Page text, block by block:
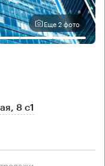
Еще 2 фото
8 с1